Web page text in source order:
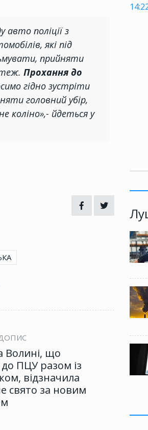
авто поліції з
які під
прийняти
Прохання до
гідно зустріти
головний убір,
коліно»,- йдеться у
Волині, що
ПЦУ разом із
відзначила
свято за новим